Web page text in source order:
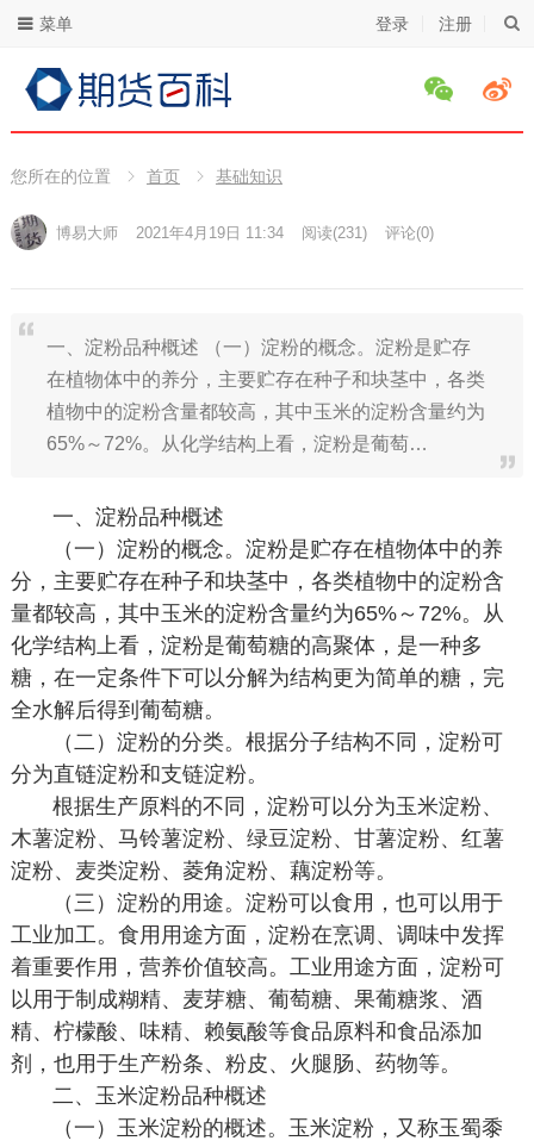
登录 注册
菜单
您所在的位置 首页 基础知识
博易大师 2021年4月19日 11:34 阅读(231) 评论(0)
一、淀粉品种概述 （一）淀粉的概念。淀粉是贮存
在植物体中的养分，主要贮存在种子和块茎中，各类
植物中的淀粉含量都较高，其中玉米的淀粉含量约为
65%～72%。从化学结构上看，淀粉是葡萄…
一、淀粉品种概述
（一）淀粉的概念。淀粉是贮存在植物体中的养
分，主要贮存在种子和块茎中，各类植物中的淀粉含
量都较高，其中玉米的淀粉含量约为65%～72%。从
化学结构上看，淀粉是葡萄糖的高聚体，是一种多
糖，在一定条件下可以分解为结构更为简单的糖，完
全水解后得到葡萄糖。
（二）淀粉的分类。根据分子结构不同，淀粉可
分为直链淀粉和支链淀粉。
根据生产原料的不同，淀粉可以分为玉米淀粉、
木薯淀粉、马铃薯淀粉、绿豆淀粉、甘薯淀粉、红薯
淀粉、麦类淀粉、菱角淀粉、藕淀粉等。
（三）淀粉的用途。淀粉可以食用，也可以用于
工业加工。食用用途方面，淀粉在烹调、调味中发挥
着重要作用，营养价值较高。工业用途方面，淀粉可
以用于制成糊精、麦芽糖、葡萄糖、果葡糖浆、酒
精、柠檬酸、味精、赖氨酸等食品原料和食品添加
剂，也用于生产粉条、粉皮、火腿肠、药物等。
二、玉米淀粉品种概述
（一）玉米淀粉的概述。玉米淀粉，又称玉蜀黍